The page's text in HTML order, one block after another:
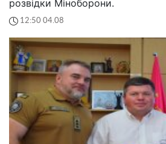
розвідки Міноборони.
12:50 04.08